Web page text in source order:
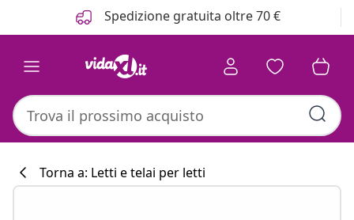
Spedizione gratuita oltre 70 €
Torna a: Letti e telai per letti